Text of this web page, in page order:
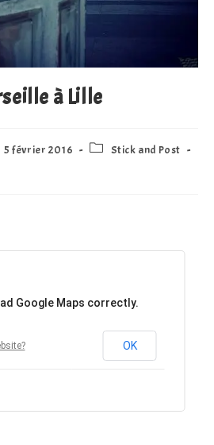
à Lille
5 février 2016
Post Stick and Post
Google Maps correctly.
OK